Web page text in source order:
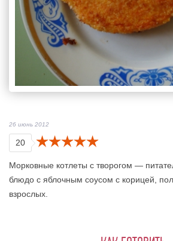
26 июнь 2012
20
Морковные котлеты с творогом —
блюдо с яблочным соусом с корицей,
взрослых.